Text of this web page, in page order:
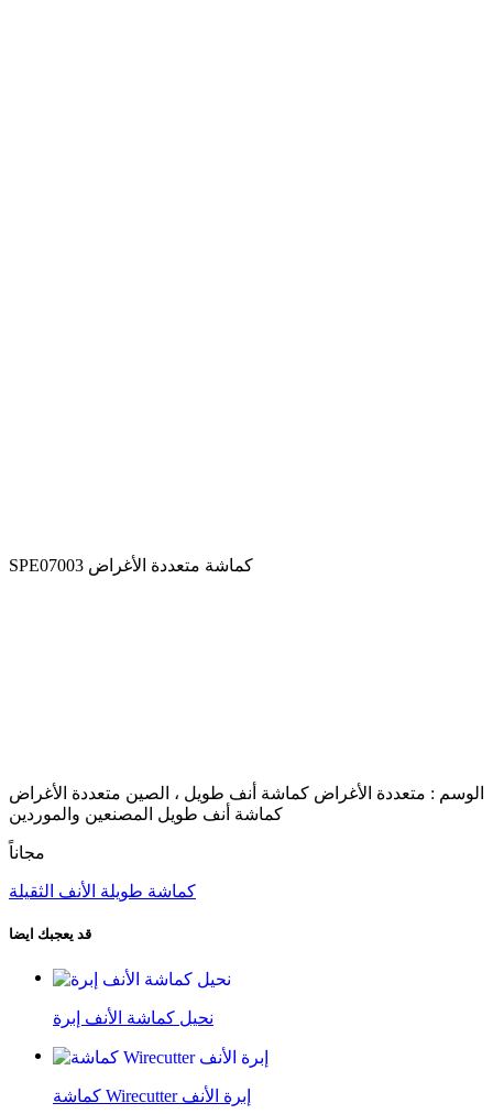
SPE07003 كماشة متعددة الأغراض
الوسم : متعددة الأغراض كماشة أنف طويل ، الصين متعددة الأغراض
كماشة أنف طويل المصنعين والموردين
مجاناً
كماشة طويلة الأنف الثقيلة
قد يعجبك ايضا
نحيل كماشة الأنف إبرة
كماشة Wirecutter إبرة الأنف